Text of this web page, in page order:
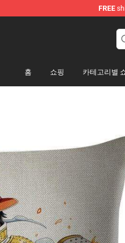
FREE
홈 쇼핑 카테고리별